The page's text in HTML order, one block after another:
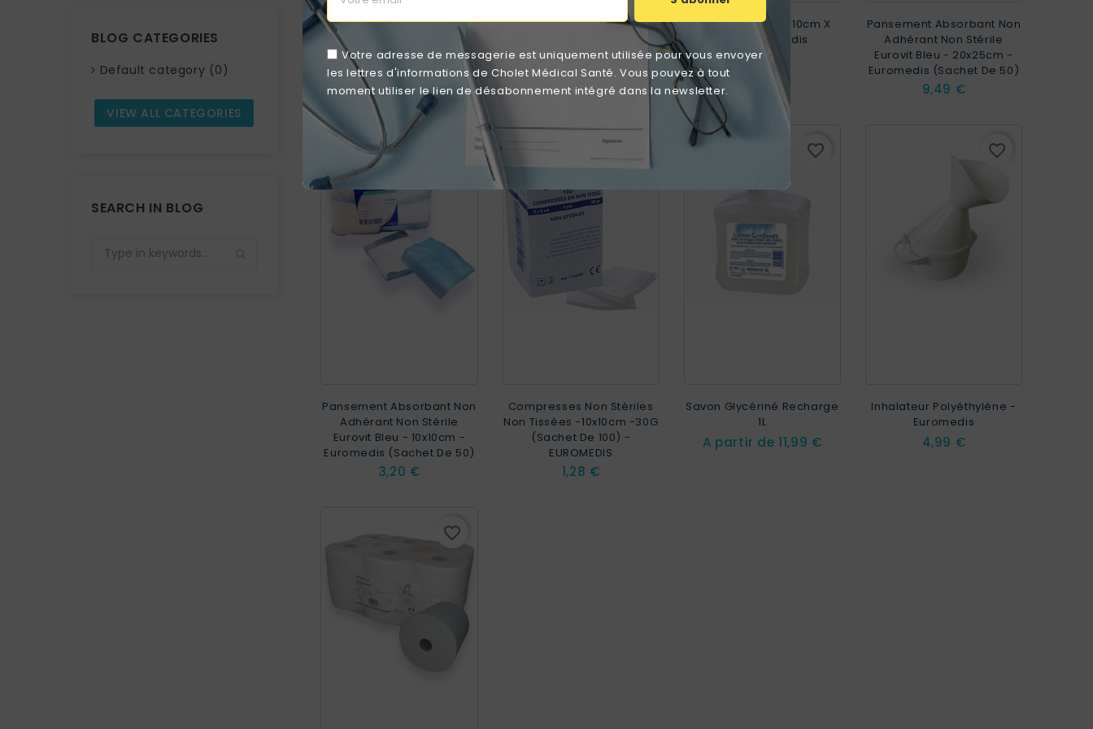
Votre adresse de messagerie est uniquement utilisée pour vous envoyer
les lettres d'informations de Cholet Médical Santé. Vous pouvez à tout
moment utiliser le lien de désabonnement intégré dans la newsletter.
BLOG CATEGORIES
Default category (0)
VIEW ALL CATEGORIES
SEARCH IN BLOG
Suture 3M™ STERI-STRIP™
12x100mm Unité (1 Sachet
De 6)
Prix
1,90 €
Bande De Crêpe 10cm X
4m - Euromedis
Prix
0,64 €
Pansement Absorbant Non
Adhérant Non Stérile
Eurovit Bleu - 20x25cm -
Euromedis (Sachet De 50)
Prix
9,49 €
Pansement Absorbant Non
Adhérant Non Stérile
Eurovit Bleu - 10x10cm -
Euromedis (Sachet De 50)
Prix
3,20 €
Compresses Non Stériles
Non Tissées -10x10cm -30G
(sachet De 100) -
EUROMEDIS
Prix
1,28 €
favorite_border
Savon Glycériné Recharge
1L
A partir dePrix
11,99 €
favorite_border
Inhalateur Polyéthylène -
Euromedis
Prix
4,99 €
favorite_border